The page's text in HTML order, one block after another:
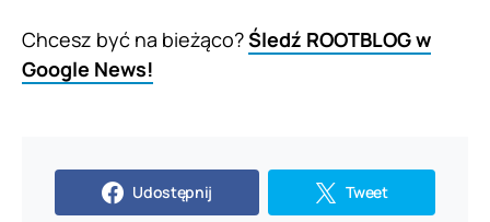
Chcesz być na bieżąco?Śledź ROOTBLOG w
Google News!
Udostępnij Tweet